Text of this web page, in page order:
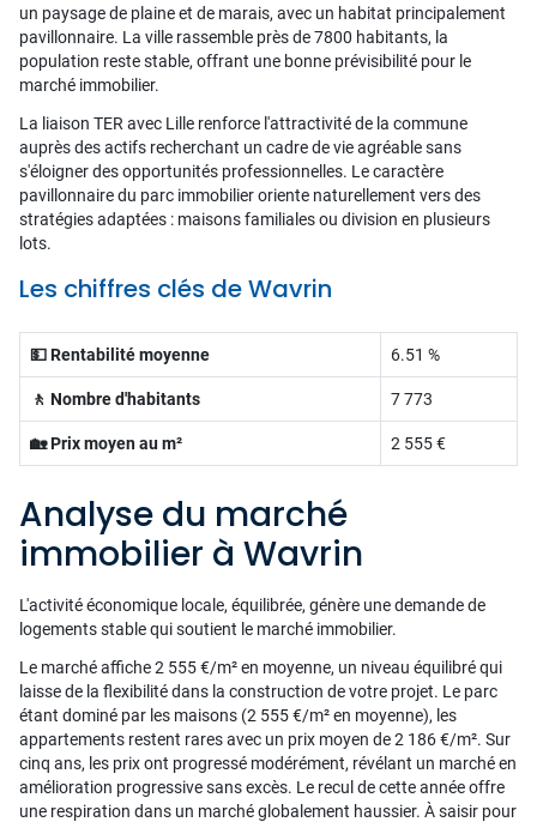
un paysage de plaine et de marais, avec un habitat principalement
pavillonnaire. La ville rassemble près de 7800 habitants, la
population reste stable, offrant une bonne prévisibilité pour le
marché immobilier.
La liaison TER avec Lille renforce l'attractivité de la commune
auprès des actifs recherchant un cadre de vie agréable sans
s'éloigner des opportunités professionnelles. Le caractère
pavillonnaire du parc immobilier oriente naturellement vers des
stratégies adaptées : maisons familiales ou division en plusieurs
lots.
Les chiffres clés de Wavrin
💵 Rentabilité moyenne 6.51 %
🚶 Nombre d'habitants 7 773
🏡 Prix moyen au m² 2 555 €
Analyse du marché
immobilier à Wavrin
L'activité économique locale, équilibrée, génère une demande de
logements stable qui soutient le marché immobilier.
Le marché affiche 2 555 €/m² en moyenne, un niveau équilibré qui
laisse de la flexibilité dans la construction de votre projet. Le parc
étant dominé par les maisons (2 555 €/m² en moyenne), les
appartements restent rares avec un prix moyen de 2 186 €/m². Sur
cinq ans, les prix ont progressé modérément, révélant un marché en
amélioration progressive sans excès. Le recul de cette année offre
une respiration dans un marché globalement haussier. À saisir pour